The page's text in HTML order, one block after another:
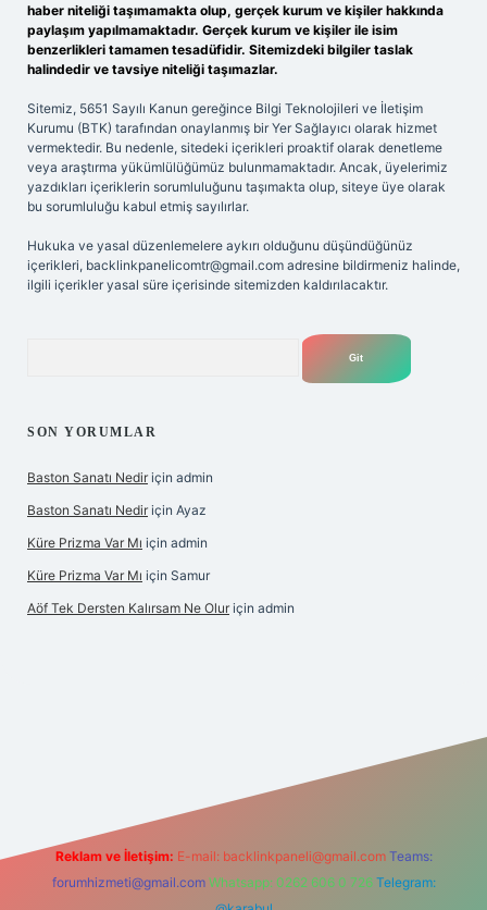
haber niteliği taşımamakta olup, gerçek kurum ve kişiler hakkında
paylaşım yapılmamaktadır. Gerçek kurum ve kişiler ile isim
benzerlikleri tamamen tesadüfidir. Sitemizdeki bilgiler taslak
halindedir ve tavsiye niteliği taşımazlar.
Sitemiz, 5651 Sayılı Kanun gereğince Bilgi Teknolojileri ve İletişim
Kurumu (BTK) tarafından onaylanmış bir Yer Sağlayıcı olarak hizmet
vermektedir. Bu nedenle, sitedeki içerikleri proaktif olarak denetleme
veya araştırma yükümlülüğümüz bulunmamaktadır. Ancak, üyelerimiz
yazdıkları içeriklerin sorumluluğunu taşımakta olup, siteye üye olarak
bu sorumluluğu kabul etmiş sayılırlar.
Hukuka ve yasal düzenlemelere aykırı olduğunu düşündüğünüz
içerikleri, backlinkpanelicomtr@gmail.com adresine bildirmeniz halinde,
ilgili içerikler yasal süre içerisinde sitemizden kaldırılacaktır.
SON YORUMLAR
Baston Sanatı Nedir için admin
Baston Sanatı Nedir için Ayaz
Küre Prizma Var Mı için admin
Küre Prizma Var Mı için Samur
Aöf Tek Dersten Kalırsam Ne Olur için admin
Reklam ve İletişim: E-mail: backlinkpaneli@gmail.com Teams:
forumhizmeti@gmail.com Whatsapp: 0262 606 0 726 Telegram: